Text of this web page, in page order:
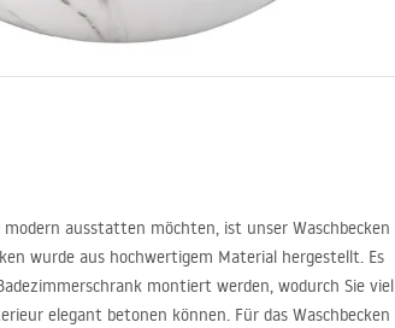
ausstatten möchten, ist unser Waschbecken
wurde aus hochwertigem Material hergestellt. Es
montiert werden, wodurch Sie viel
elegant betonen können. Für das Waschbecken